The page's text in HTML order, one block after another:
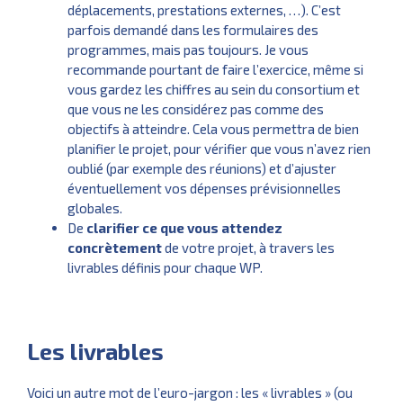
déplacements, prestations externes, …). C’est
parfois demandé dans les formulaires des
programmes, mais pas toujours. Je vous
recommande pourtant de faire l’exercice, même si
vous gardez les chiffres au sein du consortium et
que vous ne les considérez pas comme des
objectifs à atteindre. Cela vous permettra de bien
planifier le projet, pour vérifier que vous n’avez rien
oublié (par exemple des réunions) et d’ajuster
éventuellement vos dépenses prévisionnelles
globales.
De clarifier ce que vous attendez
concrètementde votre projet, à travers les
livrables définis pour chaque WP.
Les livrables
Voici un autre mot de l’euro-jargon : les « livrables » (ou